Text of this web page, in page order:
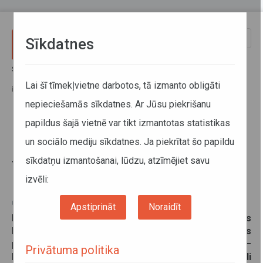
Sākums
iekļautas divas papildu pieturas
Reģionālo autobusu maršrutos
Rīga–Bebrene un Rīga–Jēkabpils
tiks iekļautas divas papildu
pieturas
07. jūlijs 2025
No šī gada 1. augusta reģionālo autobusu maršrutos
Rīga–Bebrene un Rīga–Jēkabpils tiks iekļautas divas
pieturas, kas atrodas uz autoceļa A6 Rīga—
Daugavpils - “Kaplava” un “Pansionāts”. Tādējādi
Sīkdatnes
Lai šī tīmekļvietne darbotos, tā izmanto obligāti
nepieciešamās sīkdatnes. Ar Jūsu piekrišanu
papildus šajā vietnē var tikt izmantotas statistikas
un sociālo mediju sīkdatnes. Ja piekrītat šo papildu
sīkdatņu izmantošanai, lūdzu, atzīmējiet savu
izvēli:
Apstiprināt Noraidīt
Privātuma politika